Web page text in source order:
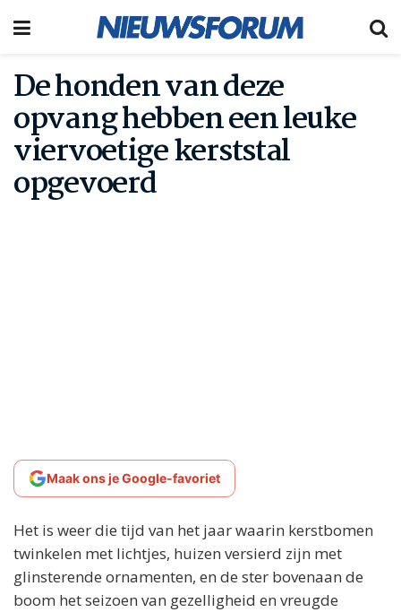
De honden van deze
opvang hebben een leuke
viervoetige kerststal
opgevoerd
Maak ons je Google-favoriet
Het is weer die tijd van het jaar waarin kerstbomen
twinkelen met lichtjes, huizen versierd zijn met
glinsterende ornamenten, en de ster bovenaan de
boom het seizoen van gezelligheid en vreugde